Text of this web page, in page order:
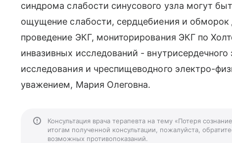
синдрома слабости синусового узла могут
ощущение слабости, сердцебиения и
проведение ЭКГ, мониторирования ЭКГ по
инвазивных исследований -
исследования и чреспищеводного электро-
уважением, Мария Олеговна.
Консультация врача терапевта на тему «Потеря
итогам полученной консультации, пожалуйста,
возможных противопоказаний.